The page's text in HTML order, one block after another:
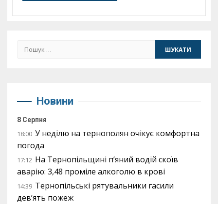
Пошук:
Новини
8 Серпня
18:00 У неділю на тернополян очікує комфортна
погода
17:12 На Тернопільщині п’яний водій скоїв
аварію: 3,48 проміле алкоголю в крові
14:39 Тернопільські рятувальники гасили
дев’ять пожеж